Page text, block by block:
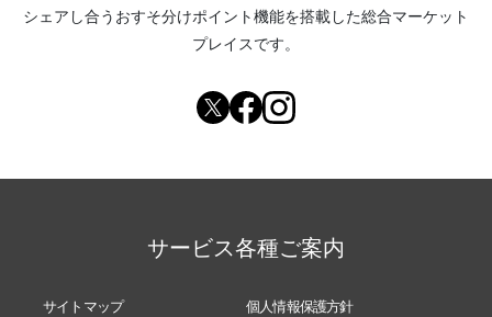
シェアし合う おすそ分けポイント機能を搭載した総合マーケット
プレイスです。
サービス各種ご案内
サイトマップ
個人情報保護方針